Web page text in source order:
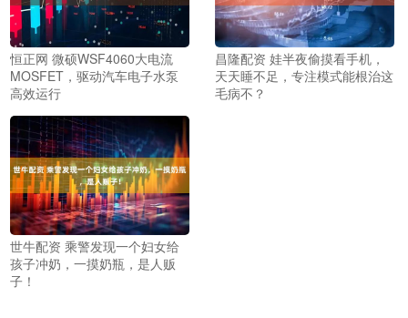
恒正网 微硕WSF4060大电流
MOSFET，驱动汽车电子水泵
高效运行
昌隆配资 娃半夜偷摸看手机，
天天睡不足，专注模式能根治这
毛病不？
世牛配资 乘警发现一个妇女给
孩子冲奶，一摸奶瓶，是人贩
子！